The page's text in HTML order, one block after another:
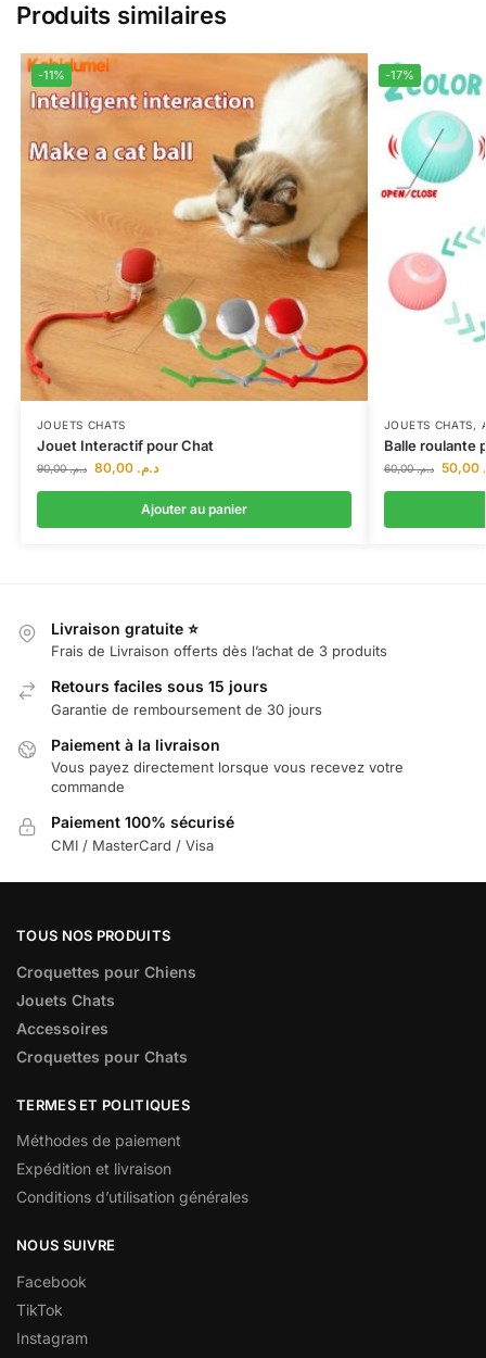
Produits similaires
-11%
JOUETS CHATS
Jouet Interactif pour Chat
د.م.90,00 د.م. 80,00
Ajouter au panier
-17%
JOUETS CHATS,
Balle roulante
د.م.60,00 50,00
Livraison gratuite ⭐
Frais de Livraison offerts dès l’achat de 3 produits
Retours faciles sous 15 jours
Garantie de remboursement de 30 jours
Paiement à la livraison
Vous payez directement lorsque vous recevez votre
commande
Paiement 100% sécurisé
CMI / MasterCard / Visa
TOUS NOS PRODUITS
Croquettes pour Chiens
Jouets Chats
Accessoires
Croquettes pour Chats
TERMES ET POLITIQUES
Méthodes de paiement
Expédition et livraison
Conditions d’utilisation générales
NOUS SUIVRE
Facebook
TikTok
Instagram